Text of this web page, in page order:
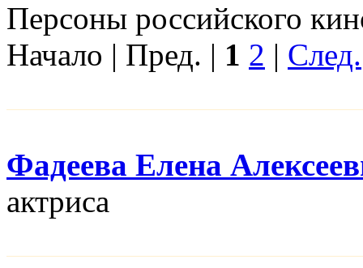
Персоны российского
Начало | Пред. | 1 2 | След.
Фадеева Елена
актриса